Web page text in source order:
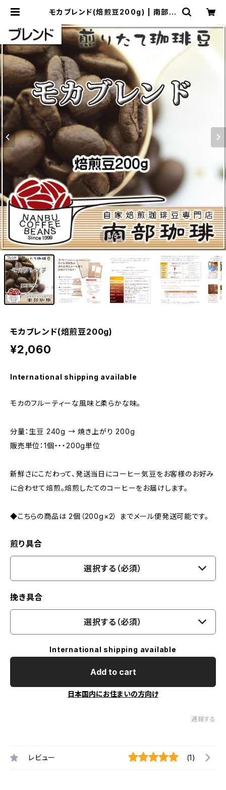
モカブレンド(焙煎豆200g) | 南部珈
1/5
モカブレンド(焙煎豆200g)
¥2,060
International shipping available
モカのフルーティーな風味と柔らかな味。
分量：生豆 240g → 焼き上がり 200g
販売単位：1個・・・200g単位
新鮮さにこだわって、発送当日にコーヒー気豆をお客様のお好み
に合わせて焙煎。焙煎したてのコーヒーをお届けします。
◆こちらの商品は 2個（200g×2） までメール便発送可能です。
煎り具合
選択する（必須）
挽き具合
選択する（必須）
International shipping available
Add to cart
日本国内にお住まいの方向け
通報する
レビュー (1)